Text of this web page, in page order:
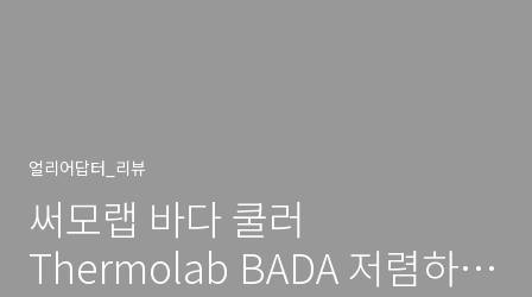
얼리어답터_리뷰
써모랩 바다 쿨러
Thermolab BADA 저렴하고